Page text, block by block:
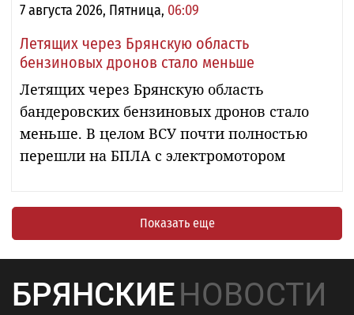
7 августа 2026, Пятница, 06:09
Летящих через Брянскую область
бензиновых дронов стало меньше
Летящих через Брянскую область
бандеровских бензиновых дронов стало
меньше. В целом ВСУ почти полностью
перешли на БПЛА с электромотором
Показать еще
БРЯНСКИЕНОВОСТИ